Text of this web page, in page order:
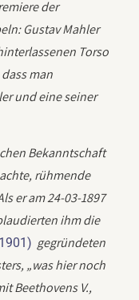
der
Gustav Mahler
Torso
man
und eine seiner
Bekanntschaft
rühmende
er am 24-03-1897
ihm die
gegründeten
„was hier noch
Beethovens V.,